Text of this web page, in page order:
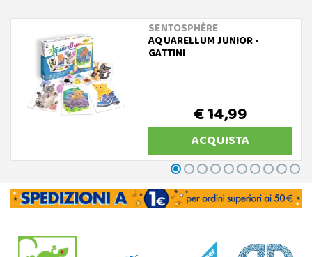
SENTOSPHÈRE
AQUARELLUM JUNIOR -
GATTINI
€ 14,99
ACQUISTA